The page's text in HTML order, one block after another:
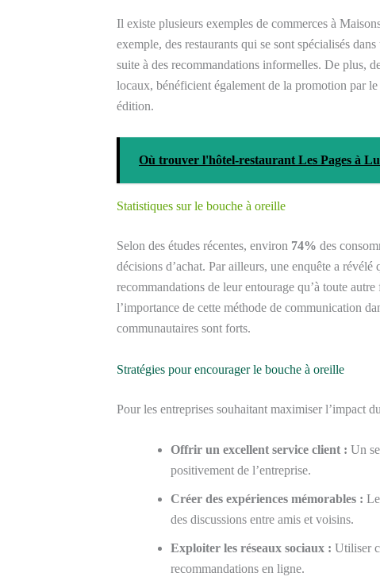
Il existe plusieurs exemples de commerces à
exemple, des restaurants qui se sont spécialisés
suite à des recommandations informelles. De plus,
locaux, bénéficient également de la promotion par
édition.
Où trouver l'hôtel-restaurant Les Pages à
Statistiques sur le bouche à oreille
Selon des études récentes, environ 74% des
décisions d’achat. Par ailleurs, une enquête a révélé
recommandations de leur entourage qu’à toute
l’importance de cette méthode de communication
communautaires sont forts.
Stratégies pour encourager le bouche à oreille
Pour les entreprises souhaitant maximiser l’impact
Offrir un excellent service client : Un
positivement de l’entreprise.
Créer des expériences mémorables :
des discussions entre amis et voisins.
Exploiter les réseaux sociaux : Utiliser
recommandations en ligne.